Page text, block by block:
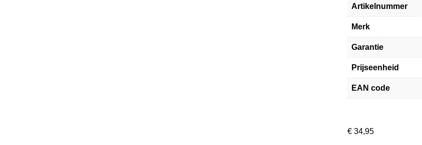
Artikelnummer
Merk
Garantie
Prijseenheid
EAN code
€ 34,95